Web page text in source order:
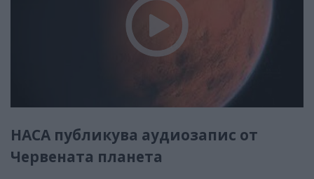
НАСА публикува аудиозапис от
Червената планета